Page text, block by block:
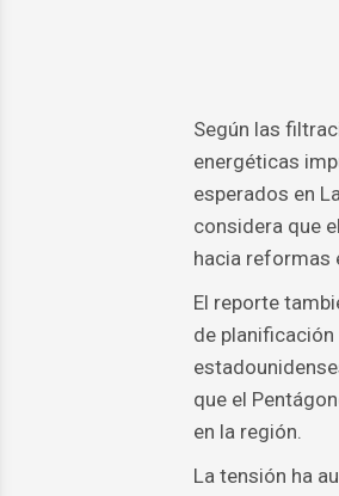
Según las
energéticas
esperados en
considera que
hacia reformas
El reporte
de
que el
en la región.
La tensión ha